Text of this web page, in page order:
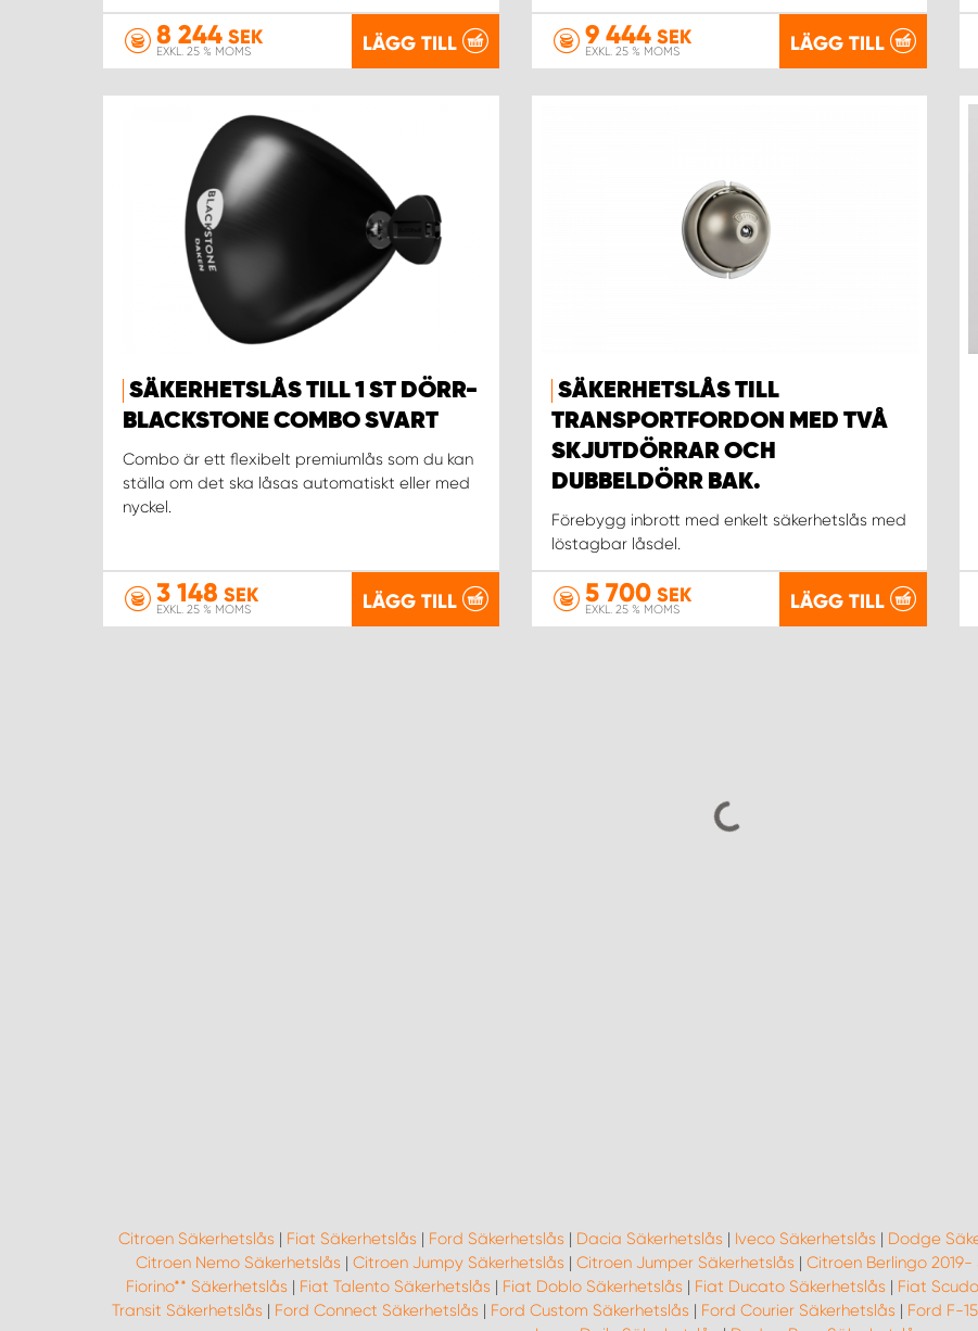
8 244 SEK
EXKL. 25 % MOMS LÄGG TILL 9 444SEK
EXKL. 25 % MOMS LÄGG TILL
SÄKERHETSLÅS TILL 1 ST DÖRR-
BLACKSTONE COMBO SVART
Combo är ett flexibelt premiumlås som du kan
ställa om det ska låsas automatiskt eller med
nyckel.
3 148 SEK
EXKL. 25 % MOMS LÄGG TILL
SÄKERHETSLÅS TILL
TRANSPORTFORDON MED TVÅ
SKJUTDÖRRAR OCH
DUBBELDÖRR BAK.
Förebygg inbrott med enkelt säkerhetslås med
löstagbar låsdel.
5 700SEK
EXKL. 25 % MOMS LÄGG TILL
Citroen Säkerhetslås | Fiat Säkerhetslås | Ford Säkerhetslås | Dacia Säkerhetslås | Iveco Säkerhetslås | Dodge
Citroen Nemo Säkerhetslås | Citroen Jumpy Säkerhetslås | Citroen Jumper Säkerhetslås | Citroen Berlingo 2019-
Fiorino** Säkerhetslås | Fiat Talento Säkerhetslås | Fiat Doblo Säkerhetslås | Fiat Ducato Säkerhetslås | Fiat
Transit Säkerhetslås | Ford Connect Säkerhetslås | Ford Custom Säkerhetslås | Ford Courier Säkerhetslås | Ford F-